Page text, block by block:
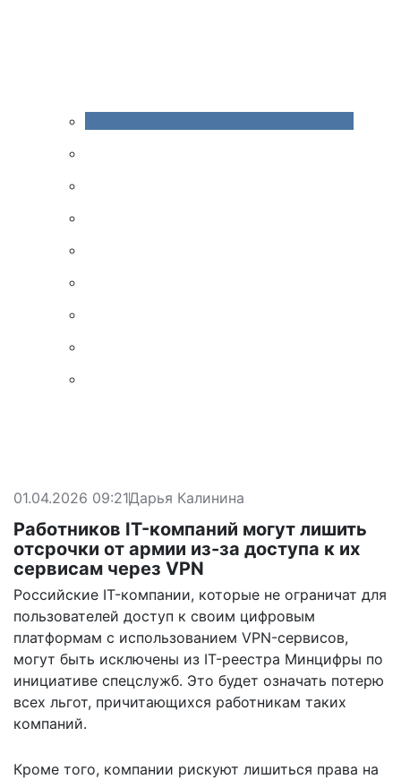
01.04.2026 09:21Дарья Калинина
Работников IT-компаний могут лишить
отсрочки от армии из-за доступа к их
сервисам через VPN
Российские IT-компании, которые не ограничат для
пользователей доступ к своим цифровым
платформам с использованием VPN-сервисов,
могут быть исключены из IT-реестра Минцифры по
инициативе спецслужб. Это будет означать потерю
всех льгот, причитающихся работникам таких
компаний.
Кроме того, компании рискуют лишиться права на